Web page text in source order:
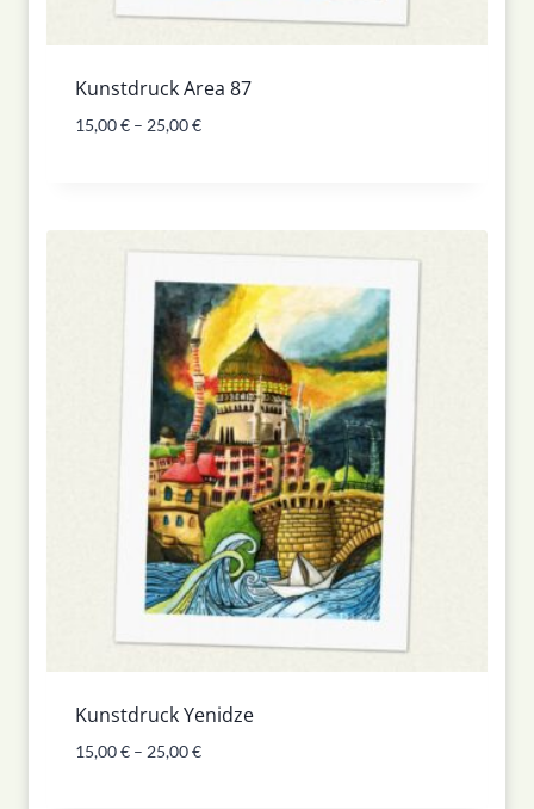
Kunstdruck Area 87
15,00€ – 25,00€
Kunstdruck Yenidze
15,00€ – 25,00€